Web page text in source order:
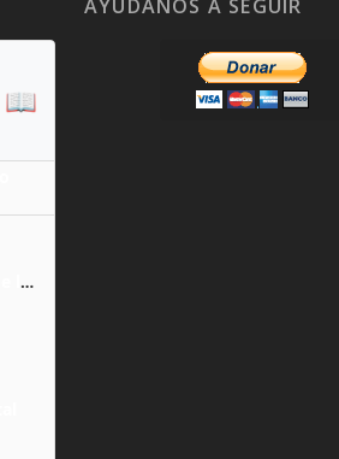
📖
Santa Teresa Benedicta de la Cruz
AYÚDANOS A SEGUIR